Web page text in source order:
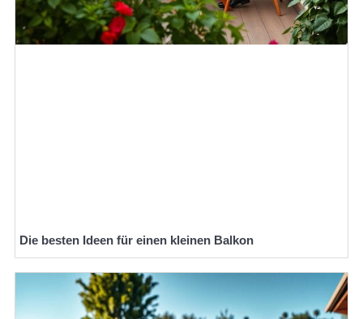
Die besten Ideen für einen kleinen Balkon